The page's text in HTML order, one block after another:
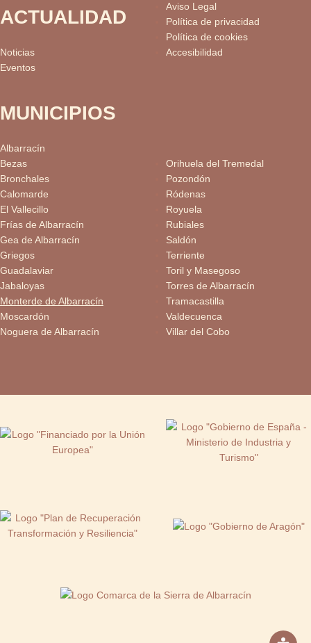
ACTUALIDAD
Noticias
Eventos
Aviso Legal
Política de privacidad
Política de cookies
Accesibilidad
MUNICIPIOS
Albarracín
Bezas
Bronchales
Calomarde
El Vallecillo
Frías de Albarracín
Gea de Albarracín
Griegos
Guadalaviar
Jabaloyas
Monterde de Albarracín
Moscardón
Noguera de Albarracín
Orihuela del Tremedal
Pozondón
Ródenas
Royuela
Rubiales
Saldón
Terriente
Toril y Masegoso
Torres de Albarracín
Tramacastilla
Valdecuenca
Villar del Cobo